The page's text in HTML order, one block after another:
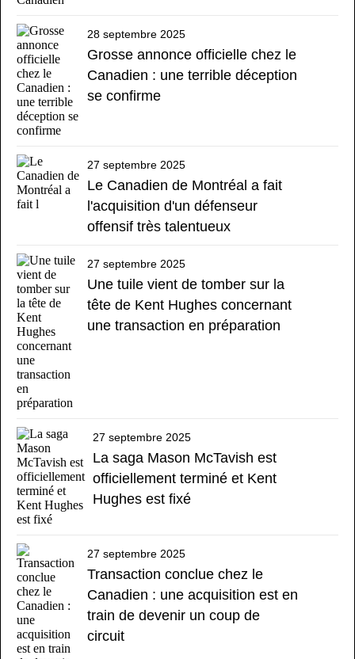
28 septembre 2025
Grosse annonce officielle chez le
Canadien : une terrible déception
se confirme
27 septembre 2025
Le Canadien de Montréal a fait
l'acquisition d'un défenseur
offensif très talentueux
27 septembre 2025
Une tuile vient de tomber sur la
tête de Kent Hughes concernant
une transaction en préparation
27 septembre 2025
La saga Mason McTavish est
officiellement terminé et Kent
Hughes est fixé
27 septembre 2025
Transaction conclue chez le
Canadien : une acquisition est en
train de devenir un coup de
circuit